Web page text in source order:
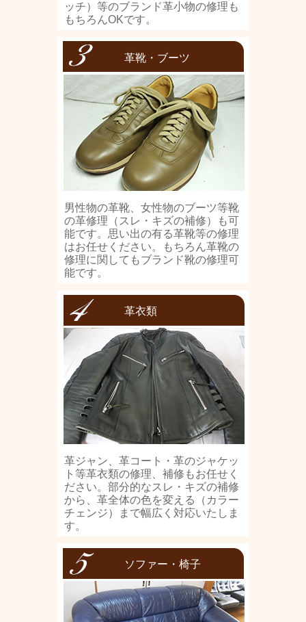
ッチ）等のブランド革小物の修理も
もちろんOKです。
革靴・ブーツ
男性物の革靴、女性物のブーツ等靴
の革修理（スレ・キズの補修）も可
能です。思い出の有る革靴等の修理
はお任せください。もちろん革靴の
修理に関してもブランド靴の修理可
能です。
革衣類
革ジャン、革コート・革のジャケッ
ト等革衣類の修理、補修もお任せく
ださい。部分的なスレ・キズの補修
から、革全体の色を変える（カラー
チェンジ）まで幅広く対応いたしま
す。
ソファー・椅子